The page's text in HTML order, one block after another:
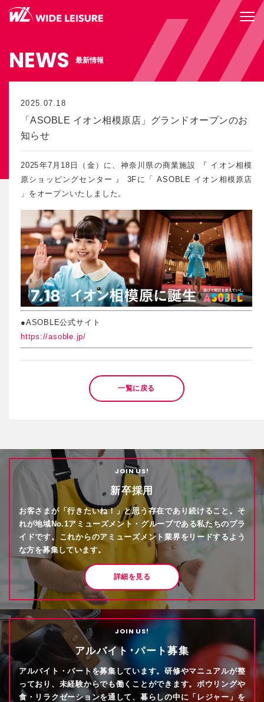
NEWS 最新情報
2025.07.18
「ASOBLE イオン相模原店」グランドオープンのお
知らせ
2025年7月18日（金）に、神奈川県の商業施設 『 イオン相模
原ショッピングセンター 』 3Fに「 ASOBLE イオン相模原店
」をオープンいたしました。
●ASOBLE公式サイト
https://asoble.jp/
一覧に戻る
JOIN US!
新卒採用
お客さまが「行きたいね！」と思う存在であり続けること。そ
れが地域No.1アミューズメント・グループである私たちのプラ
イドです。これからのアミューズメント業界をリードするよう
な方を募集しています。
詳細を見る
JOIN US!
アルバイト･パート募集
アルバイト・パートを募集しています。研修やマニュアルが整
っており、未経験からでも働くことができます。ボウリングや
食・リラクゼーションを通して、暮らしの中に「レジャー」を